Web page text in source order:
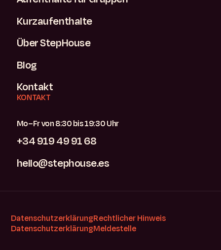
Kurzaufenthalte
Über StepHouse
Blog
Kontakt
KONTAKT
Mo–Fr von 8:30 bis 19:30 Uhr
+34 919 49 91 68
hello@stephouse.es
DatenschutzerklärungRechtlicher Hinweis
DatenschutzerklärungMeldestelle